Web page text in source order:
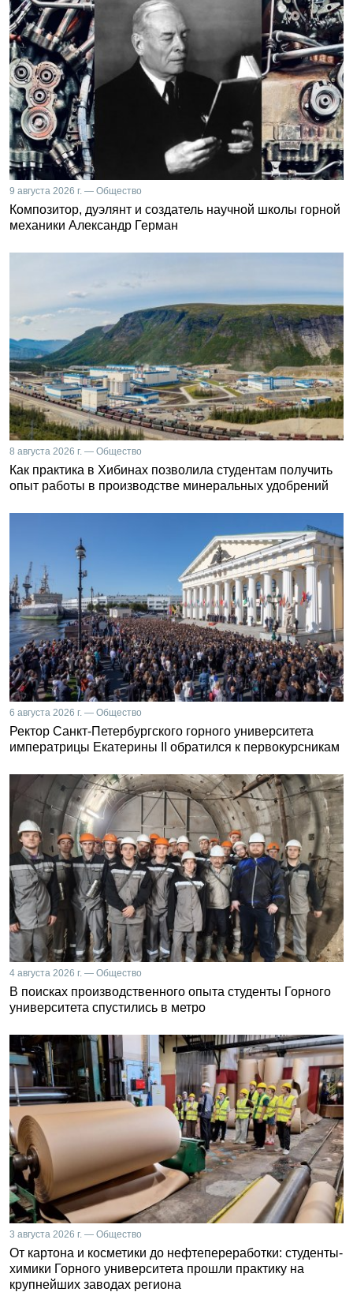
9 августа 2026 г. — Общество
Композитор, дуэлянт и создатель научной школы горной
механики Александр Герман
8 августа 2026 г. — Общество
Как практика в Хибинах позволила студентам получить
опыт работы в производстве минеральных удобрений
6 августа 2026 г. — Общество
Ректор Санкт-Петербургского горного университета
императрицы Екатерины II обратился к первокурсникам
4 августа 2026 г. — Общество
В поисках производственного опыта студенты Горного
университета спустились в метро
3 августа 2026 г. — Общество
От картона и косметики до нефтепереработки: студенты-
химики Горного университета прошли практику на
крупнейших заводах региона